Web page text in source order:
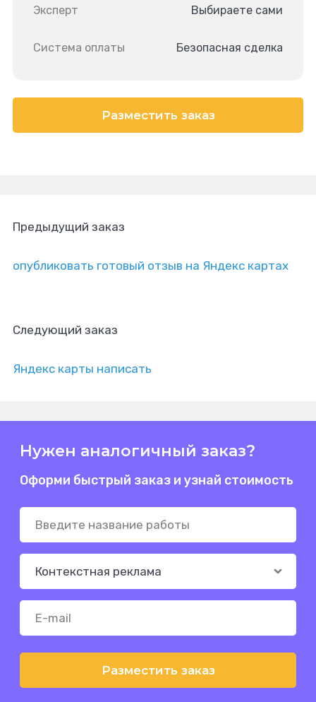
Эксперт Выбираете сами
Система оплаты Безопасная сделка
Разместить заказ
Предыдущий заказ
опубликовать готовый отзыв на Яндекс картах
Следующий заказ
Яндекс карты написать
Нужен аналогичный заказ?
Оформи быстрый заказ и узнай стоимость
Разместить заказ